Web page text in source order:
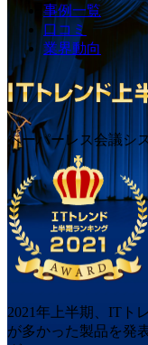
事例一覧
口コミ
業界動向
ペーパーレス会議シ
2021年 上半期
、ITト
が多かった製品を発